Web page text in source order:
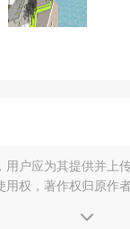
户应为其提供并上
权，著作权归原作